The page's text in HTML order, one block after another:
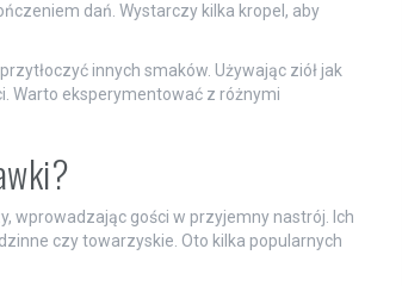
dań. Wystarczy kilka kropel, aby
innych smaków. Używając ziół jak
Warto eksperymentować z różnymi
wprowadzając gości w przyjemny nastrój. Ich
czy towarzyskie. Oto kilka popularnych